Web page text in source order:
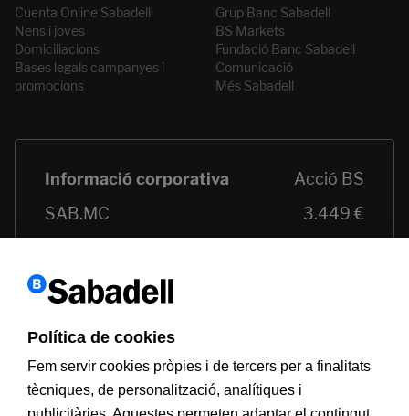
Cuenta Online Sabadell
Nens i joves
Domiciliacions
Bases legals campanyes i
promocions
Grup Banc Sabadell
BS Markets
Fundació Banc Sabadell
Comunicació
Més Sabadell
Política de cookies
Fem servir cookies pròpies i de tercers per a finalitats
tècniques, de personalització, analítiques i